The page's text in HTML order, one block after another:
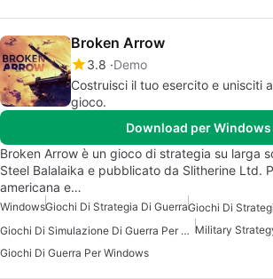
Broken Arrow
3.8 Demo
Costruisci il tuo esercito e unisciti
gioco.
Download per Windows
Broken Arrow è un gioco di strategia su larga
Steel Balalaika e pubblicato da Slitherine Ltd.
americana e…
WindowsGiochi Di Strategia Di Guerra
Giochi Di Simulazione Di Guerra Per Windows Military
Giochi Di Guerra Per Windows